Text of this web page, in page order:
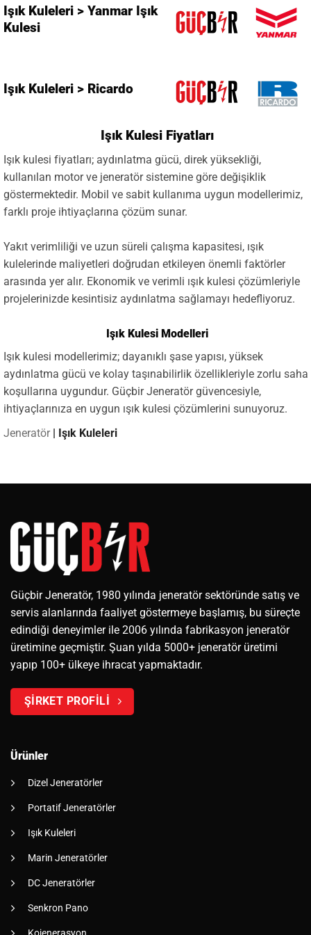
Jeneratör | Işık Kuleleri
Işık Kuleleri > Yanmar Işık
Kulesi
Işık Kuleleri > Ricardo
Işık Kulesi Fiyatları
Işık kulesi fiyatları; aydınlatma gücü, direk yüksekliği,
kullanılan motor ve jeneratör sistemine göre değişiklik
göstermektedir. Mobil ve sabit kullanıma uygun modellerimiz,
farklı proje ihtiyaçlarına çözüm sunar.
Yakıt verimliliği ve uzun süreli çalışma kapasitesi, ışık
kulelerinde maliyetleri doğrudan etkileyen önemli faktörler
arasında yer alır. Ekonomik ve verimli ışık kulesi çözümleriyle
projelerinizde kesintisiz aydınlatma sağlamayı hedefliyoruz.
Işık Kulesi Modelleri
Işık kulesi modellerimiz; dayanıklı şase yapısı, yüksek
aydınlatma gücü ve kolay taşınabilirlik özellikleriyle zorlu saha
koşullarına uygundur. Güçbir Jeneratör güvencesiyle,
ihtiyaçlarınıza en uygun ışık kulesi çözümlerini sunuyoruz.
Güçbir Jeneratör, 1980 yılında jeneratör sektöründe satış ve
servis alanlarında faaliyet göstermeye başlamış, bu süreçte
edindiği deneyimler ile 2006 yılında fabrikasyon jeneratör
üretimine geçmiştir. Şuan yılda 5000+ jeneratör üretimi
yapıp 100+ ülkeye ihracat yapmaktadır.
ŞİRKET PROFİLİ
Ürünler
Dizel Jeneratörler
Portatif Jeneratörler
Işık Kuleleri
Marin Jeneratörler
DC Jeneratörler
Senkron Pano
Kojenerasyon